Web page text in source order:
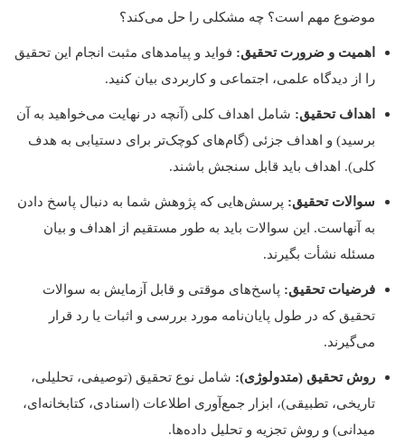
موضوع مهم است؟ چه مشکلی را حل می‌کند؟
اهمیت و ضرورت تحقیق: فواید و پیامدهای مثبت انجام این تحقیق
را از دیدگاه علمی، اجتماعی و کاربردی بیان کنید.
اهداف تحقیق: شامل اهداف کلی (آنچه در نهایت می‌خواهید به آن
برسید) و اهداف جزئی (گام‌های کوچک‌تر برای دستیابی به هدف
کلی). اهداف باید قابل سنجش باشند.
سوالات تحقیق: پرسش‌هایی که پژوهش شما به دنبال پاسخ دادن
به آنهاست. این سوالات باید به طور مستقیم از اهداف و بیان
مسئله نشأت بگیرند.
فرضیات تحقیق: پاسخ‌های موقتی و قابل آزمایش به سوالات
تحقیق که در طول پایان‌نامه مورد بررسی و اثبات یا رد قرار
می‌گیرند.
روش تحقیق (متدولوژی): شامل نوع تحقیق (توصیفی، تحلیلی،
تاریخی، تطبیقی)، ابزار جمع‌آوری اطلاعات (اسنادی، کتابخانه‌ای،
میدانی) و روش تجزیه و تحلیل داده‌ها.